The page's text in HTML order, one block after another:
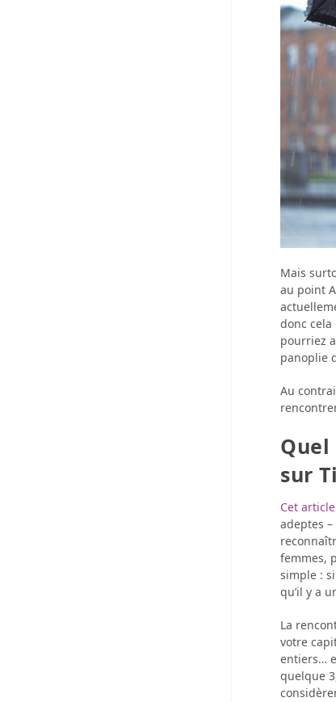
Mais
au point
donc cela
pourriez
panoplie
Au
sur
Cet article
adeptes
femmes,
simple :
qu’il y a
La
votre
entiers…
quelque